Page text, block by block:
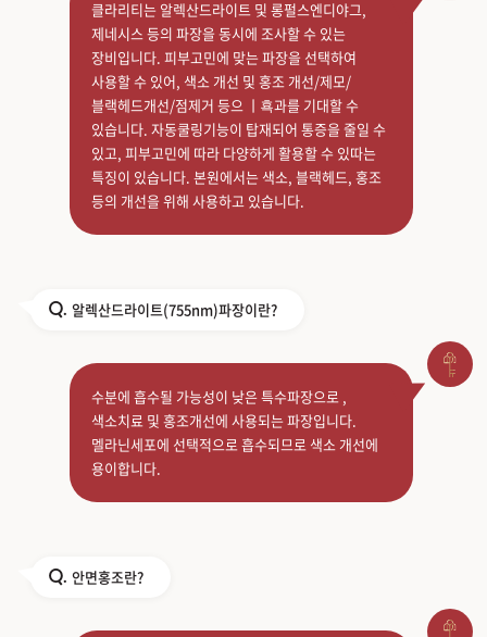
클라리티는 알렉산드라이트 및 롱펄스엔디야그,
제네시스 등의 파장을 동시에 조사할 수 있는
장비입니다. 피부고민에 맞는 파장을 선택하여
사용할 수 있어, 색소 개선 및 홍조 개선/제모/
블랙헤드개선/점제거 등으 ㅣ횩과를 기대할 수
있습니다. 자동쿨링기능이 탑재되어 통증을 줄일 수
있고, 피부고민에 따라 다양하게 활용할 수 있따는
특징이 있습니다. 본원에서는 색소, 블랙헤드, 홍조
등의 개선을 위해 사용하고 있습니다.
Q. 알렉산드라이트(755nm)파장이란?
수분에 흡수될 가능성이 낮은 특수파장으로 ,
색소치료 및 홍조개선에 사용되는 파장입니다.
멜라닌세포에 선택적으로 흡수되므로 색소 개선에
용이합니다.
Q. 안면홍조란?